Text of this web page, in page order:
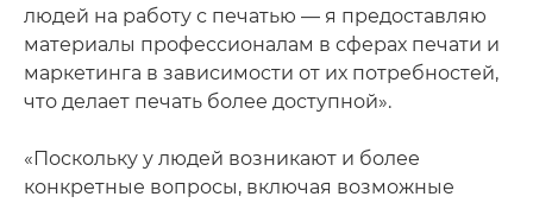
людей на работу с печатью — я предоставляю
материалы профессионалам в сферах печати и
маркетинга в зависимости от их потребностей,
что делает печать более доступной».
«Поскольку у людей возникают и более
конкретные вопросы, включая возможные